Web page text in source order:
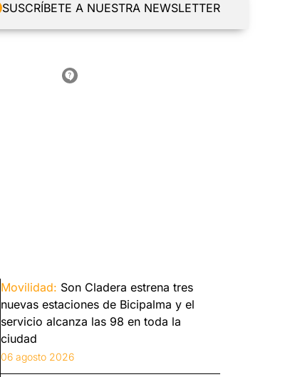
SUSCRÍBETE A NUESTRA NEWSLETTER
Movilidad: Son Cladera estrena tres
nuevas estaciones de Bicipalma y el
servicio alcanza las 98 en toda la
ciudad
06 agosto 2026